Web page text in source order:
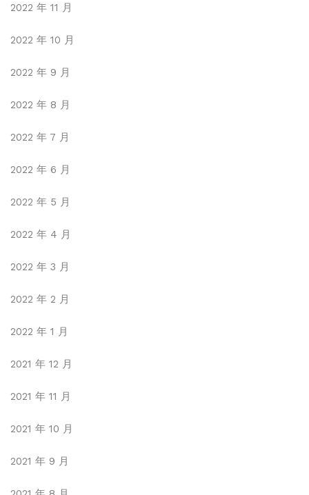
2022 年 11 月
2022 年 10 月
2022 年 9 月
2022 年 8 月
2022 年 7 月
2022 年 6 月
2022 年 5 月
2022 年 4 月
2022 年 3 月
2022 年 2 月
2022 年 1 月
2021 年 12 月
2021 年 11 月
2021 年 10 月
2021 年 9 月